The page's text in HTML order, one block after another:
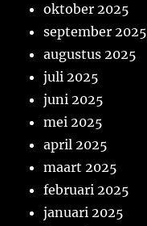
oktober 2025
september 2025
augustus 2025
juli 2025
juni 2025
mei 2025
april 2025
maart 2025
februari 2025
januari 2025